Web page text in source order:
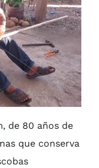
de 80 años de
que conserva